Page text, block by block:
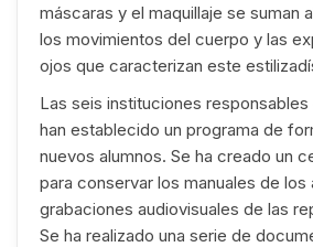
máscaras y el maquillaje se suman
los movimientos del cuerpo y las
ojos que caracterizan este
Las seis instituciones
han establecido un programa de
nuevos alumnos. Se ha creado un
para conservar los manuales de los
grabaciones audiovisuales de las
Se ha realizado una serie de